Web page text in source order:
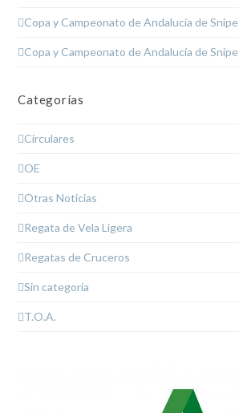
Copa y Campeonato de Andalucía de Snipe
Copa y Campeonato de Andalucía de Snipe
Categorías
Circulares
OE
Otras Noticias
Regata de Vela Ligera
Regatas de Cruceros
Sin categoría
T.O.A.